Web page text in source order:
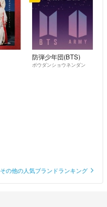
防弾少年団(BTS)
ボウダンショウネンダン
その他の人気ブランドランキング